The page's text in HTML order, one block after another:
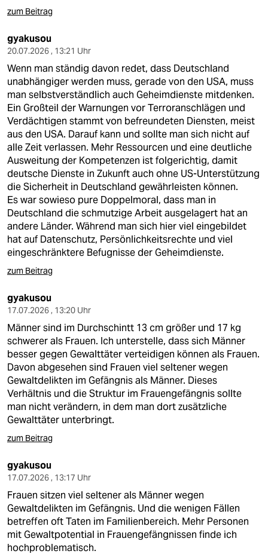
zum Beitrag
gyakusou
20.07.2026 , 13:21 Uhr
Wenn man ständig davon redet, dass Deutschland
unabhängiger werden muss, gerade von den USA, muss
man selbstverständlich auch Geheimdienste mitdenken.
Ein Großteil der Warnungen vor Terroranschlägen und
Verdächtigen stammt von befreundeten Diensten, meist
aus den USA. Darauf kann und sollte man sich nicht auf
alle Zeit verlassen. Mehr Ressourcen und eine deutliche
Ausweitung der Kompetenzen ist folgerichtig, damit
deutsche Dienste in Zukunft auch ohne US-Unterstützung
die Sicherheit in Deutschland gewährleisten können.
Es war sowieso pure Doppelmoral, dass man in
Deutschland die schmutzige Arbeit ausgelagert hat an
andere Länder. Während man sich hier viel eingebildet
hat auf Datenschutz, Persönlichkeitsrechte und viel
eingeschränktere Befugnisse der Geheimdienste.
zum Beitrag
gyakusou
17.07.2026 , 13:20 Uhr
Männer sind im Durchschintt 13 cm größer und 17 kg
schwerer als Frauen. Ich unterstelle, dass sich Männer
besser gegen Gewalttäter verteidigen können als Frauen.
Davon abgesehen sind Frauen viel seltener wegen
Gewaltdelikten im Gefängnis als Männer. Dieses
Verhältnis und die Struktur im Frauengefängnis sollte
man nicht verändern, in dem man dort zusätzliche
Gewalttäter unterbringt.
zum Beitrag
gyakusou
17.07.2026 , 13:17 Uhr
Frauen sitzen viel seltener als Männer wegen
Gewaltdelikten im Gefängnis. Und die wenigen Fällen
betreffen oft Taten im Familienbereich. Mehr Personen
mit Gewaltpotential in Frauengefängnissen finde ich
hochproblematisch.